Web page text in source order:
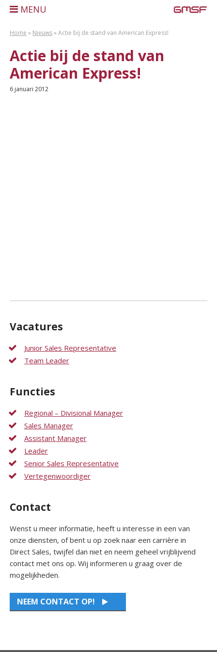
MENU
Home » Nieuws»Actie bij de stand van American Express!
Actie bij de stand van
American Express!
6 januari 2012
Vacatures
Junior Sales Representative
Team Leader
Functies
Regional – Divisional Manager
Sales Manager
Assistant Manager
Leader
Senior Sales Representative
Vertegenwoordiger
Contact
Wenst u meer informatie, heeft u interesse in een van
onze diensten, of bent u op zoek naar een carrière in
Direct Sales, twijfel dan niet en neem geheel vrijblijvend
contact met ons op. Wij informeren u graag over de
mogelijkheden.
NEEM CONTACT OP!